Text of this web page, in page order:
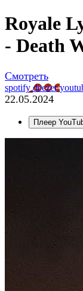
Royale
- Death
Смотреть
spotifydeezer
22.05.2024
Плеер